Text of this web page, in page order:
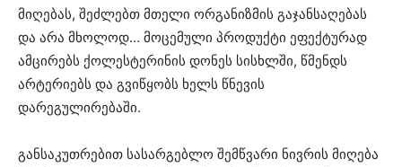
მიღებას, შეძლებთ მთელი ორგანიზმის გაჯანსაღებას
და არა მხოლოდ… მოცემული პროდუქტი ეფექტურად
ამცირებს ქოლესტერინის დონეს სისხლში, წმენდს
არტერიებს და გვიწყობს ხელს წნევის
დარეგულირებაში.
განსაკუთრებით სასარგებლო შემწვარი ნივრის მიღება